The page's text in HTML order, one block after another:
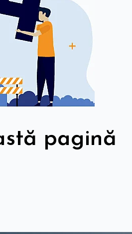
pagină